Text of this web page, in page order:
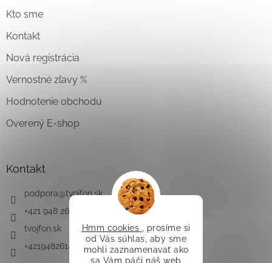
Hmm cookies
, prosíme si
od Vás súhlas, aby sme
mohli zaznamenavať ako
sa Vám páči náš web
Kto sme
Kontakt
Nová registrácia
Vernostné zľavy %
Hodnotenie obchodu
Overený E-shop
Kontakt
podpora@tvojfon.sk
+421 948 261 491
tvojfon.sk
+421948261491